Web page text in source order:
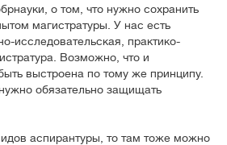
о том, что нужно сохранить
магистратуры. У нас есть
исследовательская, практико-
Возможно, что и
выстроена по тому же принципу.
обязательно защищать
аспирантуры, то там тоже можно